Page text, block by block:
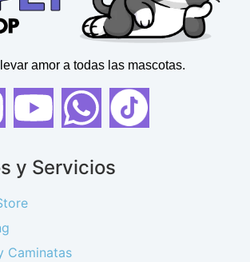
amor a todas las mascotas.
y Servicios
Caminatas